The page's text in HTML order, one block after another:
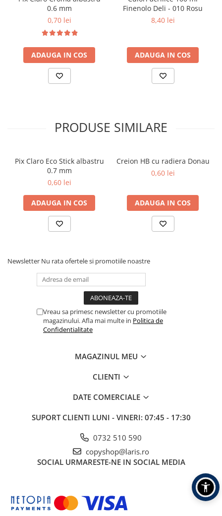
Tus , tusiere si indigo
Foarfeci si cuttere
Calculatoare de birou
Ambalare si marcare
Aparate de aplicat preturi
Benzi dublu adezive
Aparatura pentru birou
Laminatoare
Distrugatoare de documente
Aparate de indosariat
Trimmere & Ghilotine
Panouri de pluta
Flipchart-uri
Accesorii pentru panouri
Table albe magnetice - whiteboard
Accesorii pentru flipchart
Accesorii IT
Igiena si curatenie
Prosoape din hartie
Pentru bucatarie
0.6 mm
0,70 lei
ADAUGA IN COS
Finenolo Deli - 010 Rosu
8,40 lei
ADAUGA IN COS
PRODUSE SIMILARE
Pix Claro Eco Stick albastru
0.7 mm
0,60 lei
ADAUGA IN COS
Creion HB cu radiera Donau
0,60 lei
ADAUGA IN COS
Newsletter Nu rata ofertele si promotiile noastre
Vreau sa primesc newsletter cu promotiile
magazinului. Afla mai multe in Politica de
Confidentialitate
MAGAZINUL MEU
CLIENTI
DATE COMERCIALE
SUPORT CLIENTI LUNI - VINERI: 07:45 - 17:30
0732 510 590
copyshop@laris.ro
SOCIAL URMARESTE-NE IN SOCIAL MEDIA